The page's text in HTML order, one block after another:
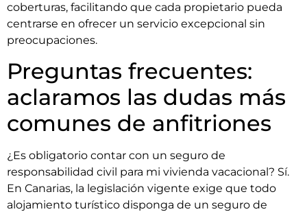
coberturas, facilitando que cada propietario pueda
centrarse en ofrecer un servicio excepcional sin
preocupaciones.
Preguntas frecuentes:
aclaramos las dudas más
comunes de anfitriones
¿Es obligatorio contar con un seguro de
responsabilidad civil para mi vivienda vacacional? Sí.
En Canarias, la legislación vigente exige que todo
alojamiento turístico disponga de un seguro de